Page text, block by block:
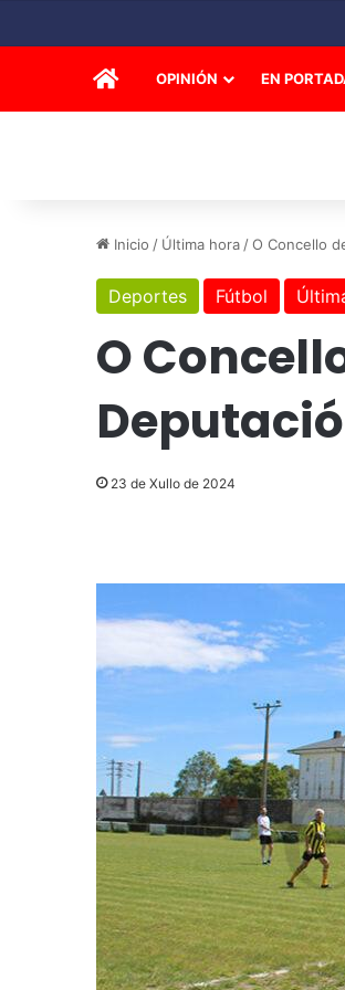
INICIOOPINIÓN EN
Inicio / Última hora /O Concello
Deportes Fútbol
O
23 de Xullo de 2024